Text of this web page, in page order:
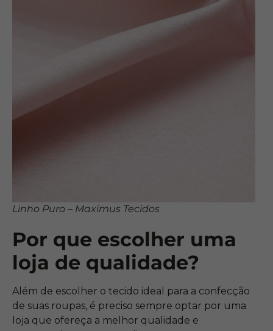
Linho Puro – Maximus Tecidos
Por que escolher uma
loja de qualidade?
Além de escolher o tecido ideal para a confecção
de suas roupas, é preciso sempre optar por uma
loja que ofereça a melhor qualidade e